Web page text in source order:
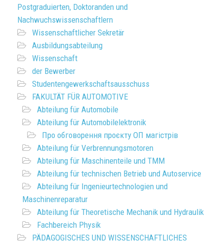
Postgraduierten, Doktoranden und
Nachwuchswissenschaftlern
Wissenschaftlicher Sekretär
Ausbildungsabteilung
Wissenschaft
der Bewerber
Studentengewerkschaftsausschuss
FAKULTÄT FÜR AUTOMOTIVE
Abteilung für Automobile
Abteilung für Automobilelektronik
Про обговорення проєкту ОП магістрів
Abteilung für Verbrennungsmotoren
Abteilung für Maschinenteile und TMM
Abteilung für technischen Betrieb und Autoservice
Abteilung für Ingenieurtechnologien und
Maschinenreparatur
Abteilung für Theoretische Mechanik und Hydraulik
Fachbereich Physik
PÄDAGOGISCHES UND WISSENSCHAFTLICHES